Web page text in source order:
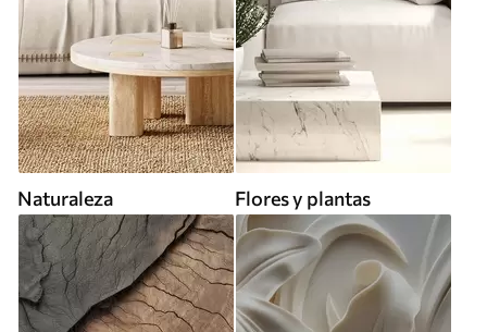
Naturaleza Flores y plantas